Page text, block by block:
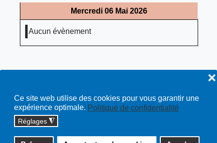
Ce site web utilise des cookies pour vous garantir une
expérience optimale. Politique de confidentialité
Réglages ◮
❌
Mercredi 06 Mai 2026
Aucun évènement
Copyright © 2026 cossonay.ch - tous droits réservés | site :